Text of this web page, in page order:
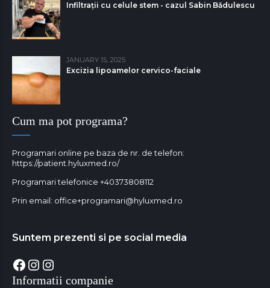
Infiltrații cu celule stem - cazul Sabin Bǎdulescu
JANUARY 15, 2025
Excizia lipoamelor cervico-faciale
Cum ma pot programa?
Programari online pe baza de nr. de telefon:
https://patient.hyluxmed.ro/
Programari telefonice +40373808112
Prin email: office+programari@hyluxmed.ro
Suntem prezenti si pe social media
Facebook
Instagram
Instagram
Informatii companie